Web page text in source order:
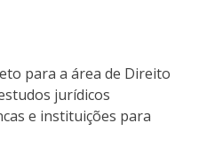
para a área de Direito
jurídicos
e instituições para